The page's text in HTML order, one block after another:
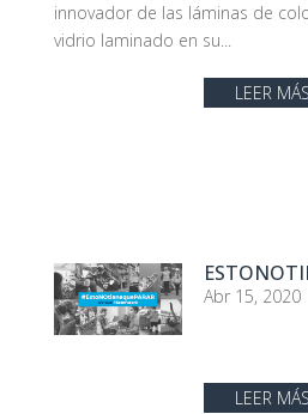
innovador de las láminas de
vidrio laminado en su...
LEER MÁS
Abr 15, 2020
LEER MÁS